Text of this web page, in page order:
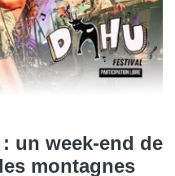
un week-end de
montagnes